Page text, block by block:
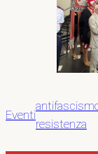
Eventi
resistenza